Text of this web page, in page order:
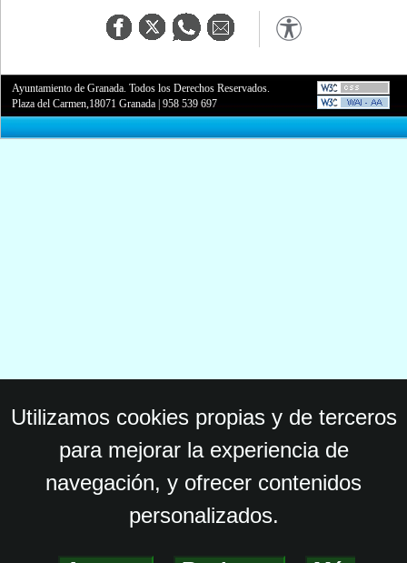
Ayuntamiento de Granada. Todos los Derechos Reservados.
Plaza del Carmen,18071 Granada |958 539 697
Utilizamos cookies propias y de terceros
para mejorar la experiencia de
navegación, y ofrecer contenidos
personalizados.